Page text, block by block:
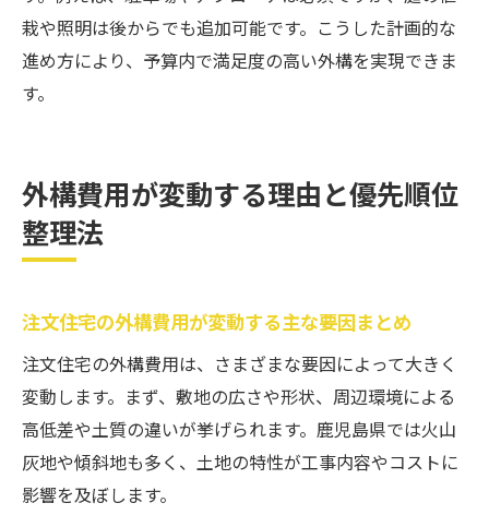
栽や照明は後からでも追加可能です。こうした計画的な
進め方により、予算内で満足度の高い外構を実現できま
す。
外構費用が変動する理由と優先順位
整理法
注文住宅の外構費用が変動する主な要因まとめ
注文住宅の外構費用は、さまざまな要因によって大きく
変動します。まず、敷地の広さや形状、周辺環境による
高低差や土質の違いが挙げられます。鹿児島県では火山
灰地や傾斜地も多く、土地の特性が工事内容やコストに
影響を及ぼします。